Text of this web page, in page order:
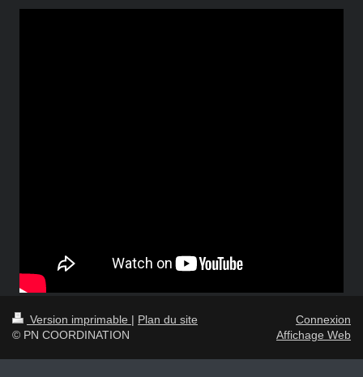
Version imprimable | Plan du site
© PN COORDINATION
Connexion
Affichage Web